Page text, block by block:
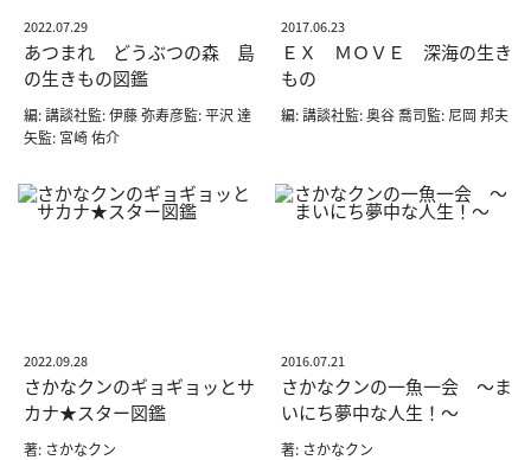
2022.07.29
あつまれ どうぶつの森 島
の生きもの図鑑
編: 講談社監: 伊藤 弥寿彦監: 平沢 達
矢監: 宮崎 佑介
2017.06.23
ＥＸ ＭＯＶＥ 深海の生き
もの
編: 講談社監: 奥谷 喬司監: 尼岡 邦夫
2022.09.28
さかなクンのギョギョッとサ
カナ★スター図鑑
著: さかなクン
2016.07.21
さかなクンの一魚一会 ～ま
いにち夢中な人生！～
著: さかなクン